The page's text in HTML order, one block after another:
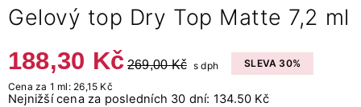
Gelový top Dry Top Matte 7,2 ml
188,30 Kč 269,00 Kč s dph
SLEVA 30%
Cena za 1 ml: 26,15 Kč
Nejnižší cena za posledních 30 dní: 134.50 Kč